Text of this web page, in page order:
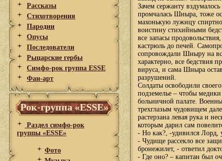
Рассказы
Стихотворения
Пародии
Опусы
Последователи
Рыцарские гербы
Симфо-рок группа ESSE
Фан-арт
Рок-группа «ESSE»
Раздел симфо-рок
группы «ESSE»
Фото
Зачем сержанту
промчалась Шныра, тоже
махонькую лужицу
воистину стихийными
все запасы
кастрюль до печей.
сопровождали Шныру на
характерно, все бедствия
вируса, и сама Шныра
разрушений.
Солдаты освободили
подземелье – чтобы
больничной палате.
трехглазым чудовищем
растерзана левая рука и
которым дарил сам
- Но как?, -удивился
- Чудище рассекло все
бронежилет, - ответил
- Где оно? – капитан был